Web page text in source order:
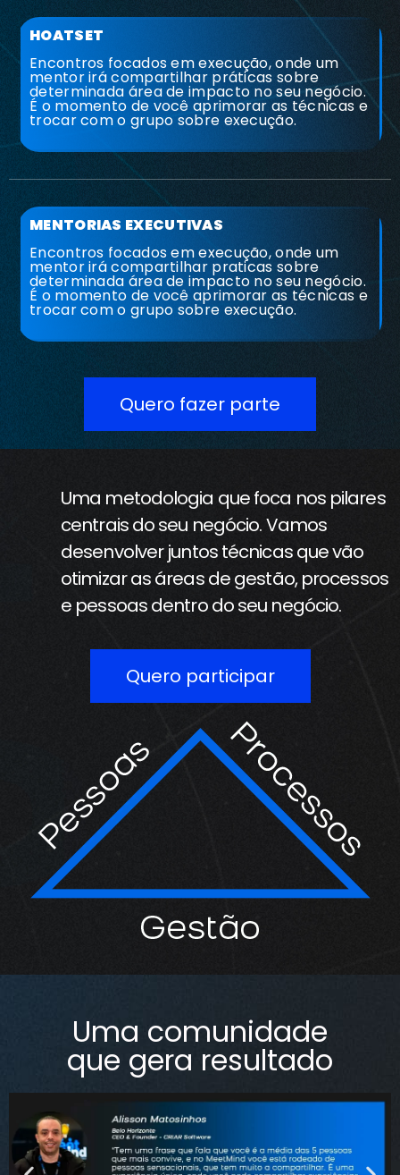
HOATSET
Encontros focados em execução, onde um
mentor irá compartilhar práticas sobre
determinada área de impacto no seu negócio.
É o momento de você aprimorar as técnicas e
trocar com o grupo sobre execução.
MENTORIAS EXECUTIVAS
Encontros focados em execução, onde um
mentor irá compartilhar praticas sobre
determinada área de impacto no seu negócio.
É o momento de você aprimorar as técnicas e
trocar com o grupo sobre execução.
Quero fazer parte
Uma metodologia que foca nos pilares
centrais do seu negócio. Vamos
desenvolver juntos técnicas que vão
otimizar as áreas de gestão, processos
e pessoas dentro do seu negócio.
Quero participar
Uma comunidade
que gera resultado